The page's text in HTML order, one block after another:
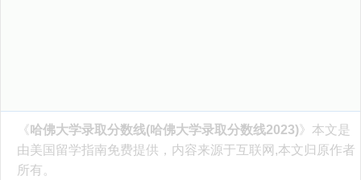
《哈佛大学录取分数线(哈佛大学录取分数线2023)》本文是
由美国留学指南免费提供，内容来源于互联网,本文归原作者
所有。